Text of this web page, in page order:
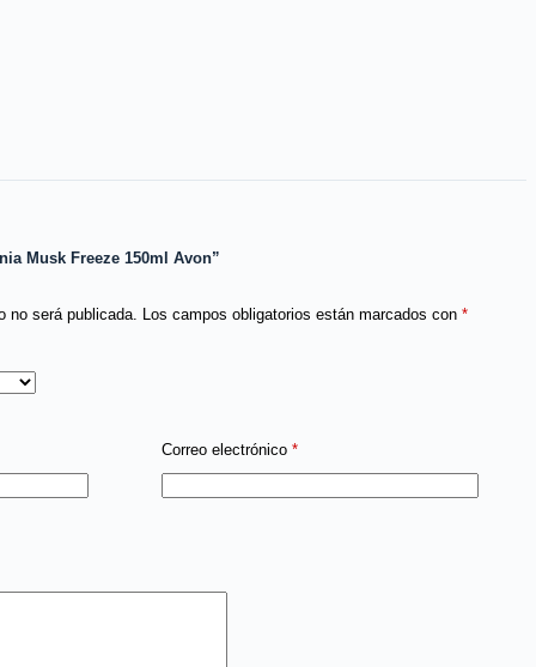
Musk Freeze 150ml Avon”
no será publicada. Los campos obligatorios están marcados con*
Correo electrónico*